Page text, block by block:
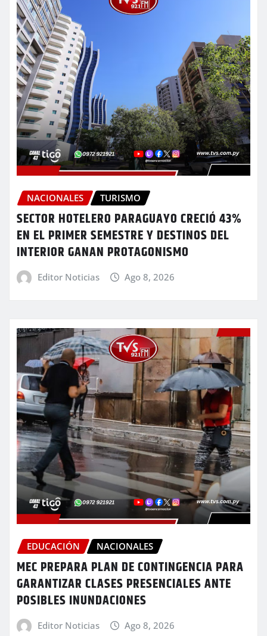
NACIONALES TURISMO
SECTOR HOTELERO PARAGUAYO CRECIÓ 43%
EN EL PRIMER SEMESTRE Y DESTINOS DEL
INTERIOR GANAN PROTAGONISMO
Editor Noticias Ago 8, 2026
EDUCACIÓN NACIONALES
MEC PREPARA PLAN DE CONTINGENCIA PARA
GARANTIZAR CLASES PRESENCIALES ANTE
POSIBLES INUNDACIONES
Editor Noticias Ago 8, 2026